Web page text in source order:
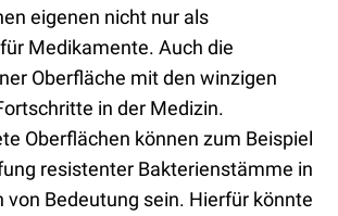
eigenen nicht nur als
Medikamente. Auch die
Oberfläche mit den winzigen
in der Medizin.
Oberflächen können zum Beispiel
resistenter Bakterienstämme in
von Bedeutung sein. Hierfür könnte